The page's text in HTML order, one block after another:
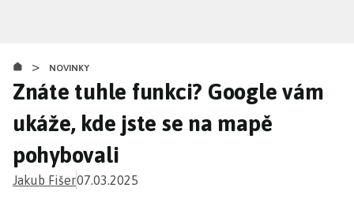
obsahu
> NOVINKY
Znáte tuhle funkci? Google vám
ukáže, kde jste se na mapě
pohybovali
Jakub Fišer07.03.2025